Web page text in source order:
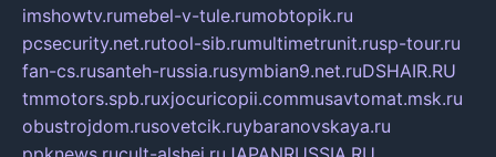
imshowtv.rumebel-v-tule.rumobtopik.ru
pcsecurity.net.rutool-sib.rumultimetrunit.rusp-tour.ru
fan-cs.rusanteh-russia.rusymbian9.net.ruDSHAIR.RU
tmmotors.spb.ruxjocuricopii.commusavtomat.msk.ru
obustrojdom.rusovetcik.ruybaranovskaya.ru